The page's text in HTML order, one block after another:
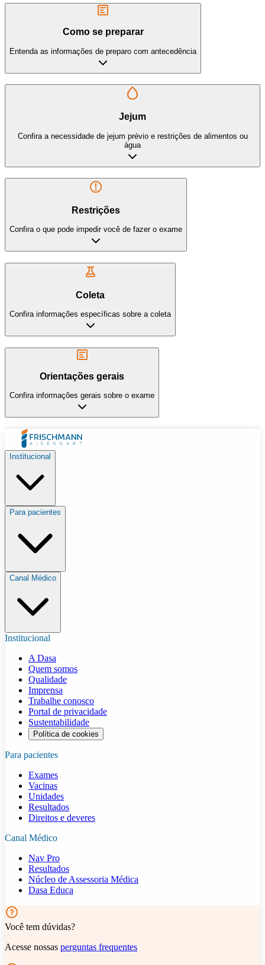
Como se preparar
Entenda as informações de preparo com antecedência
Jejum
Confira a necessidade de jejum prévio e restrições de alimentos ou
água
Restrições
Confira o que pode impedir você de fazer o exame
Coleta
Confira informações específicas sobre a coleta
Orientações gerais
Confira informações gerais sobre o exame
Institucional
Para pacientes
Canal Médico
Institucional
A Dasa
Quem somos
Qualidade
Imprensa
Trabalhe conosco
Portal de privacidade
Sustentabilidade
Política de cookies
Para pacientes
Exames
Vacinas
Unidades
Resultados
Direitos e deveres
Canal Médico
Nav Pro
Resultados
Núcleo de Assessoria Médica
Dasa Educa
Você tem dúvidas?
Acesse nossas perguntas frequentes